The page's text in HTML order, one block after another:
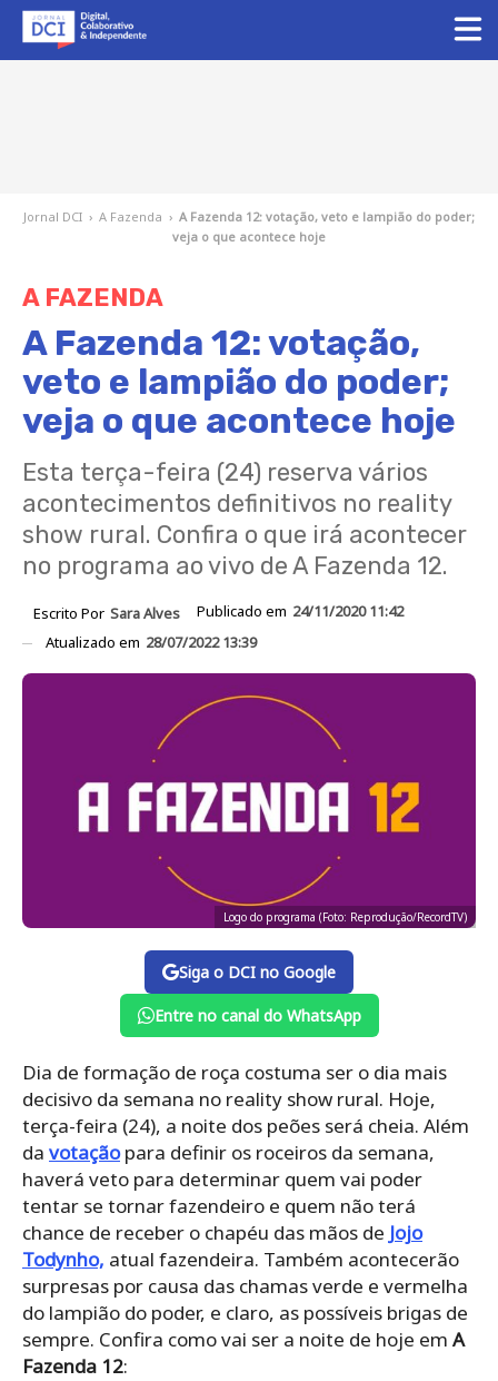
Jornal DCI › A Fazenda › A Fazenda 12: votação, veto e lampião do poder;
veja o que acontece hoje
A FAZENDA
A Fazenda 12: votação,
veto e lampião do poder;
veja o que acontece hoje
Esta terça-feira (24) reserva vários
acontecimentos definitivos no reality
show rural. Confira o que irá acontecer
no programa ao vivo de A Fazenda 12.
Escrito Por Sara Alves Publicado em 24/11/2020 11:42
Atualizado em 28/07/2022 13:39
Logo do programa (Foto: Reprodução/RecordTV)
Siga o DCI no Google
Entre no canal do WhatsApp
Dia de formação de roça costuma ser o dia mais
decisivo da semana no reality show rural. Hoje,
terça-feira (24), a noite dos peões será cheia. Além
da votaçãopara definir os roceiros da semana,
haverá veto para determinar quem vai poder
tentar se tornar fazendeiro e quem não terá
chance de receber o chapéu das mãos de Jojo
Todynho, atual fazendeira. Também acontecerão
surpresas por causa das chamas verde e vermelha
do lampião do poder, e claro, as possíveis brigas de
sempre. Confira como vai ser a noite de hoje em A
Fazenda 12: